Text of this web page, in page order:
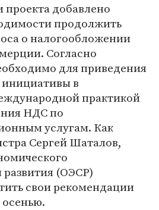
добавлено
продолжить
о налогообложении
Согласно
для приведения
инициативы в
практикой
НДС по
услугам. Как
Сергей Шаталов,
развития (ОЭСР)
свои рекомендации